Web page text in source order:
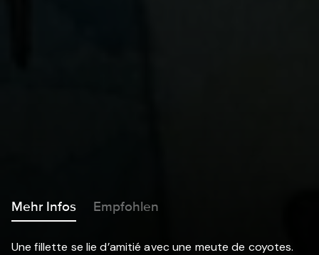
Mehr Infos Empfohlen
Une fillette se lie d’amitié avec une meute de coyotes.